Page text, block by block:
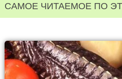
САМОЕ ЧИТАЕМОЕ ПО